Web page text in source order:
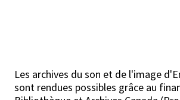
Les archives du son et de l'image
sont rendues possibles grâce au